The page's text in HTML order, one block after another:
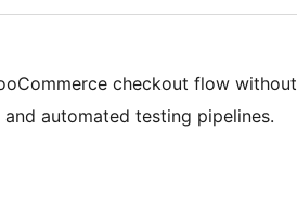
checkout flow without
automated testing pipelines.